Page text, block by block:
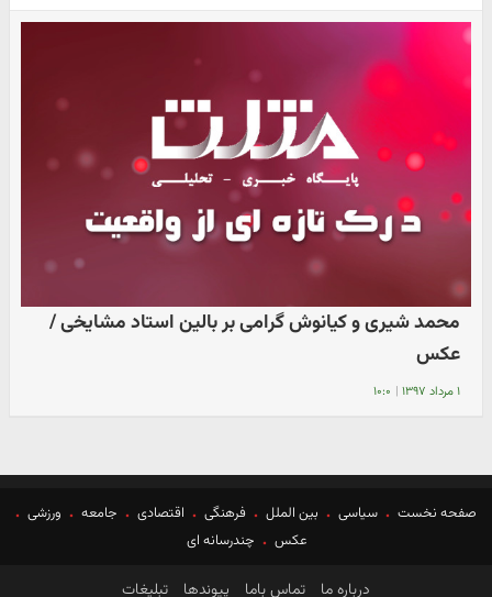
محمد شیری و کیانوش گرامی بر بالین استاد مشایخی /
عکس
۱ مرداد ۱۳۹۷ | ۱۰:۰
صفحه نخست سیاسی بین الملل فرهنگی اقتصادی جامعه
ورزشی
عکس
چندرسانه ای
درباره ما تماس باما پیوندها تبلیغات